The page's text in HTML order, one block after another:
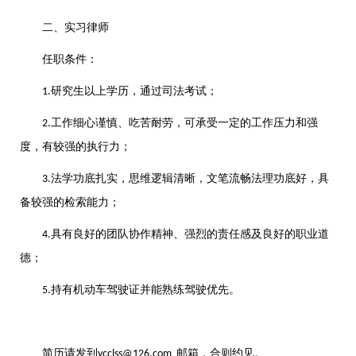
二、实习律师
任职条件：
1.研究生以上学历，通过司法考试；
2.工作细心谨慎、吃苦耐劳，可承受一定的工作压力和强
度，有较强的执行力；
3.法学功底扎实，思维逻辑清晰，文笔流畅法理功底好，具
备较强的检索能力；
4.具有良好的团队协作精神、强烈的责任感及良好的职业道
德；
5.持有机动车驾驶证并能熟练驾驶优先。
简历请发到 邮箱，合则约见。